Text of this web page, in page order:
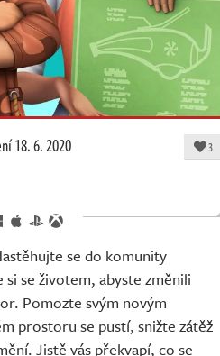
18. 6. 2020 3
se do komunity
se životem, abyste změnili
Pomozte svým novým
prostoru se pustí, snižte zátěž
Jistě vás překvapí, co se